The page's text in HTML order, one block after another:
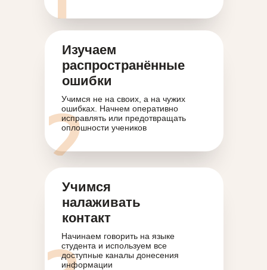
Изучаем
распространённые
ошибки
Учимся не на своих, а на чужих
ошибках. Начнем оперативно
исправлять или предотвращать
оплошности учеников
Учимся
налаживать
контакт
Начинаем говорить на языке
студента и используем все
доступные каналы донесения
информации